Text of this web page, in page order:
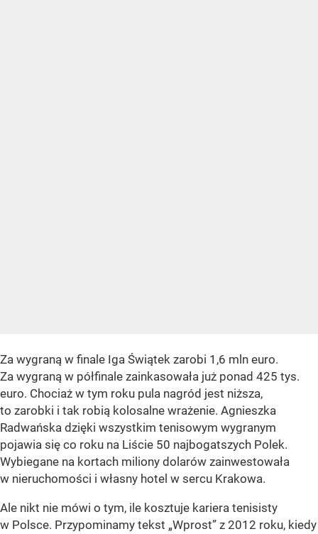
Za wygraną w finale Iga Świątek zarobi 1,6 mln euro.
Za wygraną w półfinale zainkasowała już ponad 425 tys.
euro. Chociaż w tym roku pula nagród jest niższa,
to zarobki i tak robią kolosalne wrażenie. Agnieszka
Radwańska dzięki wszystkim tenisowym wygranym
pojawia się co roku na Liście 50 najbogatszych Polek.
Wybiegane na kortach miliony dolarów zainwestowała
w nieruchomości i własny hotel w sercu Krakowa.
Ale nikt nie mówi o tym, ile kosztuje kariera tenisisty
w Polsce. Przypominamy tekst „Wprost” z 2012 roku, kiedy